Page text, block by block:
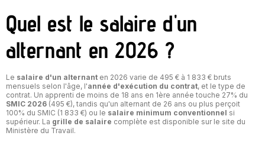
Quel est le salaire d'un
alternant en 2026 ?
Le salaire d'un alternant en 2026 varie de 495 € à 1 833 € bruts
mensuels selon l'âge, l'année d'exécution du contrat, et le type de
contrat. Un apprenti de moins de 18 ans en 1ère année touche 27% du
SMIC 2026 (495 €), tandis qu'un alternant de 26 ans ou plus perçoit
100% du SMIC (1 833 €) ou le salaire minimum conventionnel si
supérieur. La grille de salaire complète est disponible sur le site du
Ministère du Travail.